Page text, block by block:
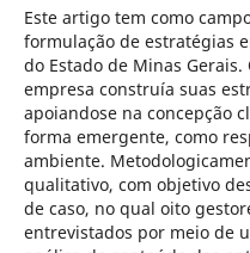
Este artigo tem como
formulação de estratégias
do Estado de Minas
empresa construía suas
apoiandose na concepção
forma emergente, como
ambiente.
qualitativo, com objetivo
de caso, no qual oito
entrevistados por meio de